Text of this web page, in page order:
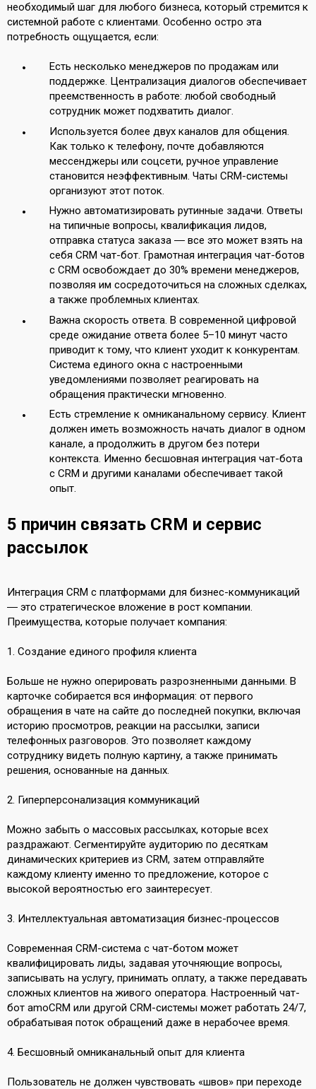
необходимый шаг для любого бизнеса, который стремится к
системной работе с клиентами. Особенно остро эта
потребность ощущается, если:
Есть несколько менеджеров по продажам или
поддержке. Централизация диалогов обеспечивает
преемственность в работе: любой свободный
сотрудник может подхватить диалог.
Используется более двух каналов для общения.
Как только к телефону, почте добавляются
мессенджеры или соцсети, ручное управление
становится неэффективным. Чаты CRM-системы
организуют этот поток.
Нужно автоматизировать рутинные задачи. Ответы
на типичные вопросы, квалификация лидов,
отправка статуса заказа ― все это может взять на
себя CRM чат-бот. Грамотная интеграция чат-ботов
с CRM освобождает до 30% времени менеджеров,
позволяя им сосредоточиться на сложных сделках,
а также проблемных клиентах.
Важна скорость ответа. В современной цифровой
среде ожидание ответа более 5–10 минут часто
приводит к тому, что клиент уходит к конкурентам.
Система единого окна с настроенными
уведомлениями позволяет реагировать на
обращения практически мгновенно.
Есть стремление к омниканальному сервису. Клиент
должен иметь возможность начать диалог в одном
канале, а продолжить в другом без потери
контекста. Именно бесшовная интеграция чат-бота
с CRM и другими каналами обеспечивает такой
опыт.
5 причин связать CRM и сервис
рассылок
Интеграция CRM с платформами для бизнес-коммуникаций
― это стратегическое вложение в рост компании.
Преимущества, которые получает компания:
1. Создание единого профиля клиента
Больше не нужно оперировать разрозненными данными. В
карточке собирается вся информация: от первого
обращения в чате на сайте до последней покупки, включая
историю просмотров, реакции на рассылки, записи
телефонных разговоров. Это позволяет каждому
сотруднику видеть полную картину, а также принимать
решения, основанные на данных.
2. Гиперперсонализация коммуникаций
Можно забыть о массовых рассылках, которые всех
раздражают. Сегментируйте аудиторию по десяткам
динамических критериев из CRM, затем отправляйте
каждому клиенту именно то предложение, которое с
высокой вероятностью его заинтересует.
3. Интеллектуальная автоматизация бизнес-процессов
Современная CRM-система с чат-ботом может
квалифицировать лиды, задавая уточняющие вопросы,
записывать на услугу, принимать оплату, а также передавать
сложных клиентов на живого оператора. Настроенный чат-
бот amoCRM или другой CRM-системы может работать 24/7,
обрабатывая поток обращений даже в нерабочее время.
4. Бесшовный омниканальный опыт для клиента
Пользователь не должен чувствовать «швов» при переходе